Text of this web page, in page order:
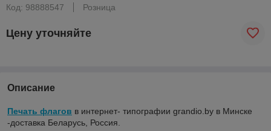
Код: 98888547
Розница
Цену уточняйте
Описание
Печать флагов в интернет- типографии grandio.by в Минске
-доставка Беларусь, Россия.